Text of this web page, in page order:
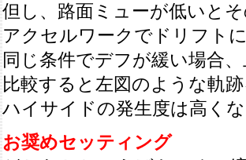
但し、路面ミューが低いと
アクセルワークでドリフト
同じ条件でデフが緩い場合
比較すると左図のような軌
ハイサイドの発生度は高く
お奨めセッティング